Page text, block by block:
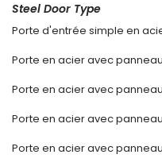
Steel Door Type
Porte d'entrée simple en
Porte en acier avec
Porte en acier avec
Porte en acier avec
Porte en acier avec